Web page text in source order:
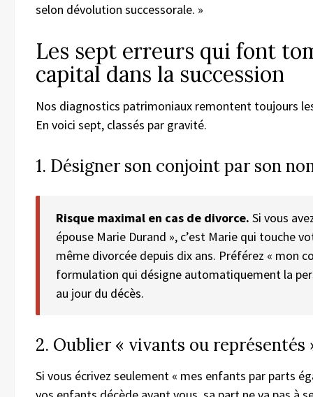
selon dévolution successorale. »
Les sept erreurs qui font
capital dans la succession
Nos diagnostics patrimoniaux remontent toujours
En voici sept, classés par gravité.
1. Désigner son conjoint par son
Risque maximal en cas de divorce. Si vous
épouse Marie Durand », c’est Marie qui touche
même divorcée depuis dix ans. Préférez « mon
formulation qui désigne automatiquement la
au jour du décès.
2. Oublier « vivants ou représentés
Si vous écrivez seulement « mes enfants par parts